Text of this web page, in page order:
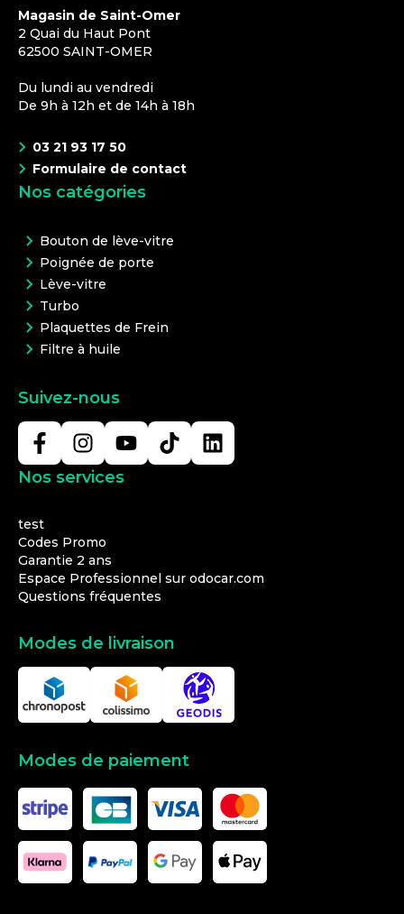
Magasin de Saint-Omer
2 Quai du Haut Pont
62500 SAINT-OMER
Du lundi au vendredi
De 9h à 12h et de 14h à 18h
03 21 93 17 50
Formulaire de contact
Nos catégories
Bouton de lève-vitre
Poignée de porte
Lève-vitre
Turbo
Plaquettes de Frein
Filtre à huile
Suivez-nous
Nos services
test
Codes Promo
Garantie 2 ans
Espace Professionnel sur odocar.com
Questions fréquentes
Modes de livraison
Modes de paiement